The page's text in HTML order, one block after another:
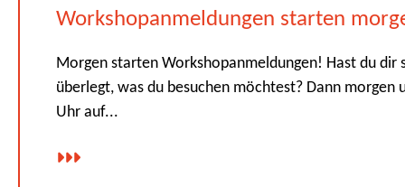
Workshopanmeldungen starten
Morgen starten Workshopanmeldungen! Hast du dir
überlegt, was du besuchen möchtest? Dann morgen
Uhr auf...